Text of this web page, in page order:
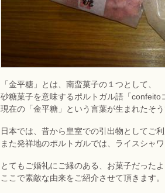
「金平糖」とは、南蛮菓子の１つとして、
砂糖菓子を意味するポルトガル語「confeito
現在の「金平糖」という言葉が生まれたそう
日本では、昔から皇室での引出物としてご利
また発祥地のポルトガルでは、ライスシャ
とてもご婚礼にご縁のある、お菓子だったよ
ここで素敵な由来をご紹介させて頂きます。